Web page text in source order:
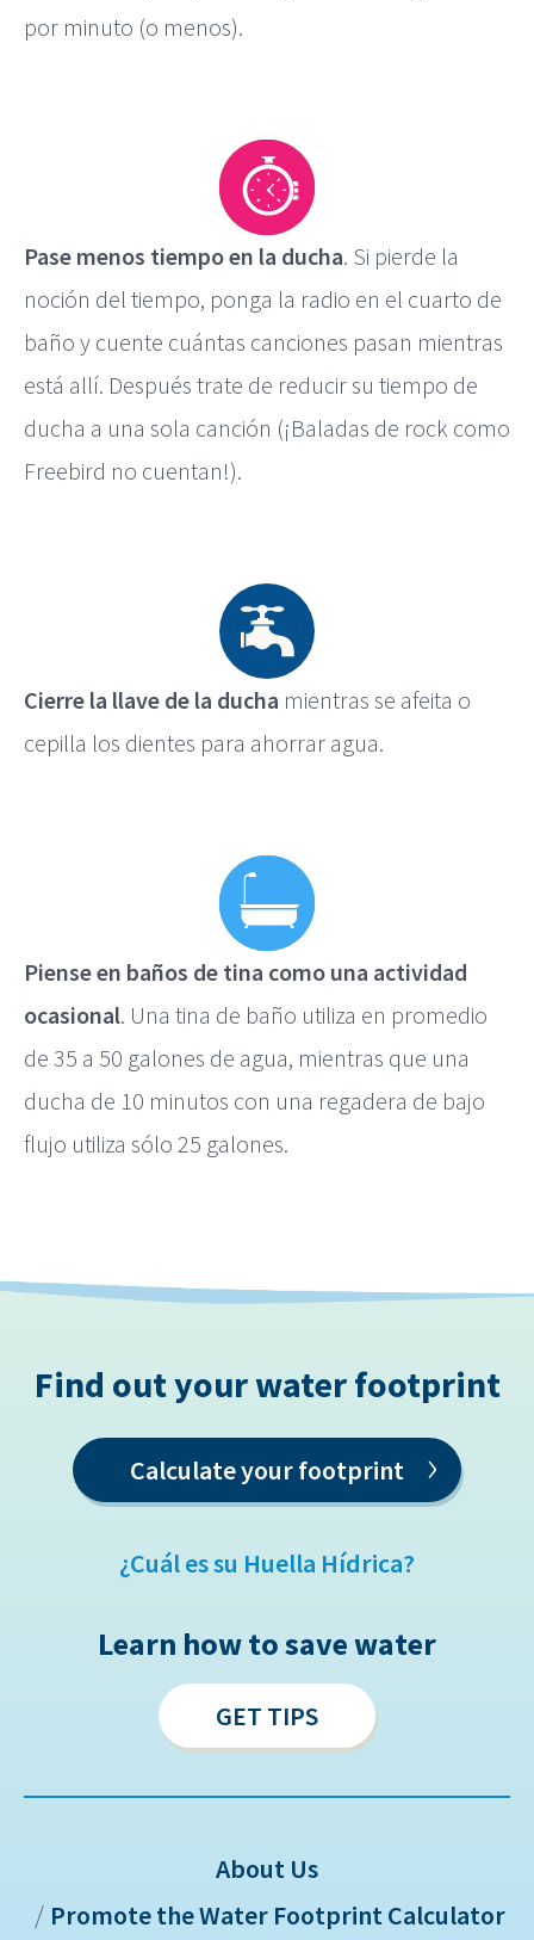
por minuto (o menos).
Pase menos tiempo en la ducha. Si pierde la
noción del tiempo, ponga la radio en el cuarto de
baño y cuente cuántas canciones pasan mientras
está allí. Después trate de reducir su tiempo de
ducha a una sola canción (¡Baladas de rock como
Freebird no cuentan!).
Cierre la llave de la ducha mientras se afeita o
cepilla los dientes para ahorrar agua.
Piense en baños de tina como una actividad
ocasional. Una tina de baño utiliza en promedio
de 35 a 50 galones de agua, mientras que una
ducha de 10 minutos con una regadera de bajo
flujo utiliza sólo 25 galones.
Find out your water footprint
Calculate your footprint ›
¿Cuál es su Huella Hídrica?
Learn how to save water
GET TIPS
About Us
Promote the Water Footprint Calculator
Sitemap